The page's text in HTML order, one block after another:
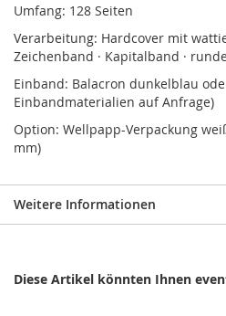
Umfang: 128 Seiten
Verarbeitung: Hardcover mit
Zeichenband · Kapitalband ·
Einband: Balacron dunkelblau
Einbandmaterialien auf Anfrage)
Option: Wellpapp-Verpackung
mm)
Weitere Informationen
Diese Artikel könnten Ihnen